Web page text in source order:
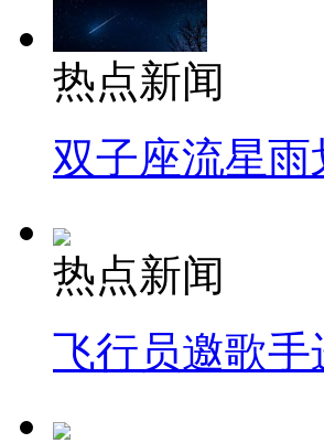
热点新闻
双子座流星雨
热点新闻
飞行员邀歌